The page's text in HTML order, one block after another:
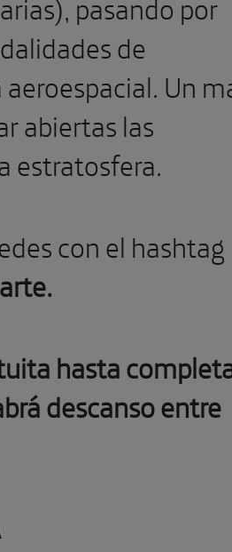
de
Un
abiertas las
estratosfera.
con el hashtag
hasta
descanso entre